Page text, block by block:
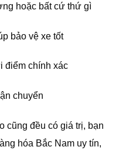
hoặc bất cứ thứ gì
bảo vệ xe tốt
điểm chính xác
chuyển
cũng đều có giá trị, bạn
hóa Bắc Nam uy tín,